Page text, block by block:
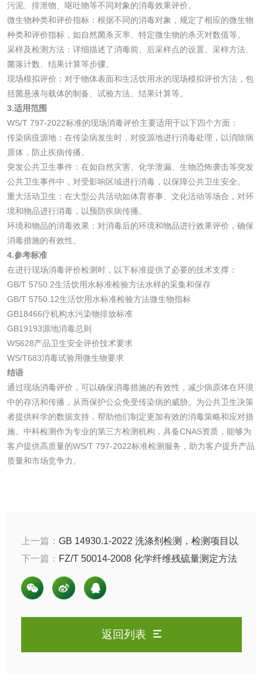
污泥、排泄物、呕吐物等不同对象的消毒效果评价。
微生物种类和评价指标：根据不同的消毒对象，规定了相应的微生物
种类和评价指标，如自然菌杀灭率、特定微生物的杀灭对数值等。
采样及检测方法：详细描述了消毒前、后采样点的设置、采样方法、
菌落计数、结果计算等步骤。
现场模拟评价：对于物体表面和生活饮用水的现场模拟评价方法，包
括菌悬液与载体的制备、试验方法、结果计算等。
3.适用范围
WS/T 797-2022标准的现场消毒评价主要适用于以下四个方面：
传染病疫源地：在传染病发生时，对疫源地进行消毒处理，以消除病
原体，防止疾病传播。
突发公共卫生事件：在如自然灾害、化学泄漏、生物恐怖袭击等突发
公共卫生事件中，对受影响区域进行消毒，以保障公共卫生安全。
重大活动卫生：在大型公共活动如体育赛事、文化活动等场合，对环
境和物品进行消毒，以预防疾病传播。
环境和物品的消毒效果：对消毒后的环境和物品进行效果评价，确保
消毒措施的有效性。
4.参考标准
在进行现场消毒评价检测时，以下标准提供了必要的技术支撑：
GB/T 5750.2生活饮用水标准检验方法水样的采集和保存
GB/T 5750.12生活饮用水标准检验方法微生物指标
GB18466疗机构水污染物排放标准
GB19193源地消毒总则
WS628产品卫生安全评价技术要求
WS/T683消毒试验用微生物要求
结语
通过现场消毒评价，可以确保消毒措施的有效性，减少病原体在环境
中的存活和传播，从而保护公众免受传染病的威胁。为公共卫生决策
者提供科学的数据支持，帮助他们制定更加有效的消毒策略和应对措
施。中科检测作为专业的第三方检测机构，具备CNAS资质，能够为
客户提供高质量的WS/T 797-2022标准检测服务，助力客户提升产品
质量和市场竞争力。
上一篇： GB 14930.1-2022 洗涤剂检测，检测项目以
及参考标准是什么？
下一篇： FZ/T 50014-2008 化学纤维残硫量测定方法
介绍: 直接碘量法
返回列表
洗手液检测
水处理剂
水处理药剂检测 聚丙烯酰胺检测
检测
三氯异氰尿酸检测 磷酸二氢铵检测
活性炭检测 煤质颗粒活性炭检
脱硫脱硝活性炭检
测
电厂水处理活性炭
木质净水用活性炭
农药肥料
磷酸肥料检测
化工试剂
化工助剂检测 涂料助剂检测